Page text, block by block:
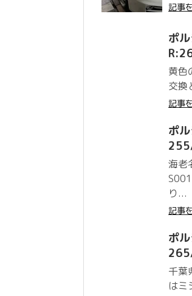
記事
ポ
黄色
交換
記事
ポ
海老
り...
記事
ポ
千葉
は